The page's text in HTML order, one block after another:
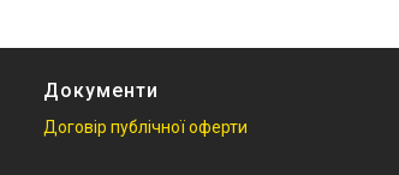
Документи
Договір публічної оферти